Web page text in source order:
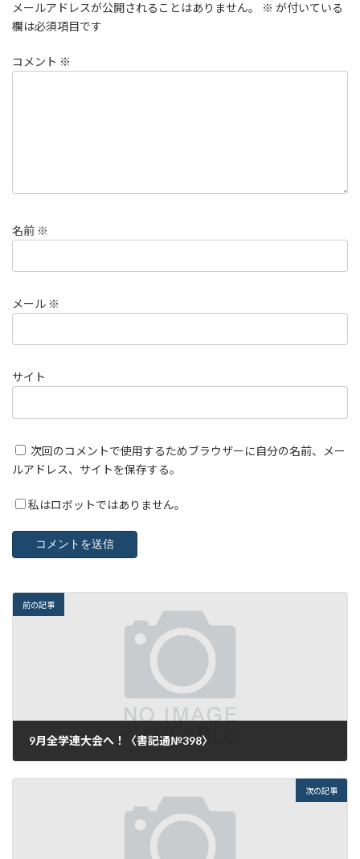
メールアドレスが公開されることはありません。 ※ が付いている
欄は必須項目です
コメント ※
名前 ※
メール ※
サイト
次回のコメントで使用するためブラウザーに自分の名前、メー
ルアドレス、サイトを保存する。
私はロボットではありません。
前の記事
9月全学連大会へ！〈書記通№398〉
次の記事